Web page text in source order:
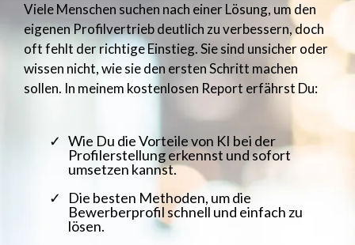
Viele Menschen suchen nach einer Lösung, um den
eigenen Profilvertrieb deutlich zu verbessern, doch
oft fehlt der richtige Einstieg. Sie sind unsicher oder
wissen nicht, wie sie den ersten Schritt machen
sollen. In meinem kostenlosen Report erfährst Du:
Wie Du die Vorteile von KI bei der
Profilerstellung erkennst und sofort
umsetzen kannst.
Die besten Methoden, um die
Bewerberprofil schnell und einfach zu
lösen.